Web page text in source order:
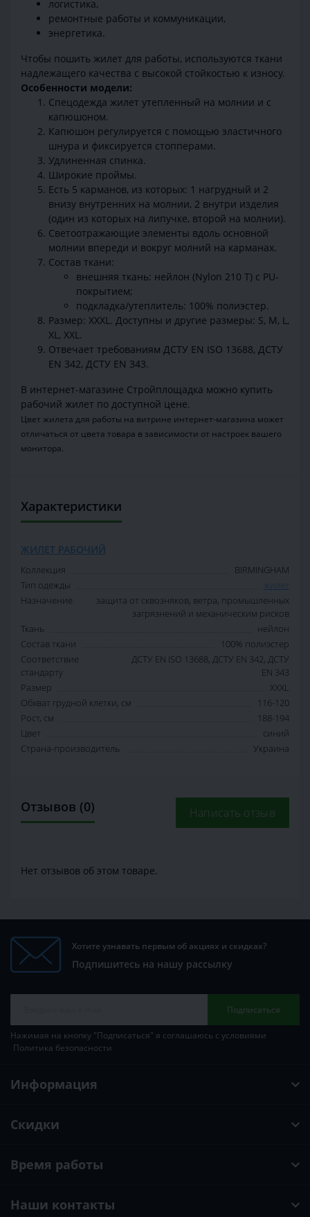
логистика,
ремонтные работы и коммуникации,
энергетика.
Чтобы пошить жилет для работы, используются ткани
надлежащего качества с высокой стойкостью к износу.
Особенности модели:
Спецодежда жилет утепленный на молнии и с
капюшоном.
Капюшон регулируется с помощью эластичного
шнура и фиксируется стопперами.
Удлиненная спинка.
Широкие проймы.
Есть 5 карманов, из которых: 1 нагрудный и 2
внизу внутренних на молнии, 2 внутри изделия
(один из которых на липучке, второй на молнии).
Светоотражающие элементы вдоль основной
молнии впереди и вокруг молний на карманах.
Состав ткани:
внешняя ткань: нейлон (Nylon 210 T) с PU-
покрытием;
подкладка/утеплитель: 100% полиэстер.
Размер: XXXL. Доступны и другие размеры: S, M, L,
XL, XXL.
Отвечает требованиям ДСТУ EN ISO 13688, ДСТУ
EN 342, ДСТУ EN 343.
В интернет-магазине Стройплощадка можно купить
рабочий жилет по доступной цене.
Цвет жилета для работы на витрине интернет-магазина может
отличаться от цвета товара в зависимости от настроек вашего
монитора.
Характеристики
ЖИЛЕТ РАБОЧИЙ
Коллекция
BIRMINGHAM
Тип одежды
жилет
Назначение
защита от сквозняков, ветра, промышленных
загрязнений и механическим рисков
Ткань
нейлон
Состав ткани
100% полиэстер
Соответствие
стандарту
ДСТУ EN ISO 13688, ДСТУ EN 342, ДСТУ
EN 343
Размер
XXXL
Обхват грудной клетки, см
116-120
Рост, см
188-194
Цвет
синий
Страна-производитель
Украина
Отзывов (0) Написать отзыв
Нет отзывов об этом товаре.
Хотите узнавать первым об акциях и скидках?
Подпишитесь на нашу рассылку
Подписаться
Нажимая на кнопку "Подписаться" я соглашаюсь с условиями
Политика безопасности
Информация
Скидки
Время работы
Наши контакты